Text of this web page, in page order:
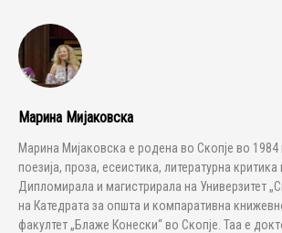
Марина Мијаковска
Марина Мијаковска е родена во Скопје во 1984
поезија, проза, есеистика, литературна критика
Дипломирала и магистрирала на Универзитет
на Катедрата за општа и компаративна
факултет „Блаже Конески“ во Скопје. Таа е